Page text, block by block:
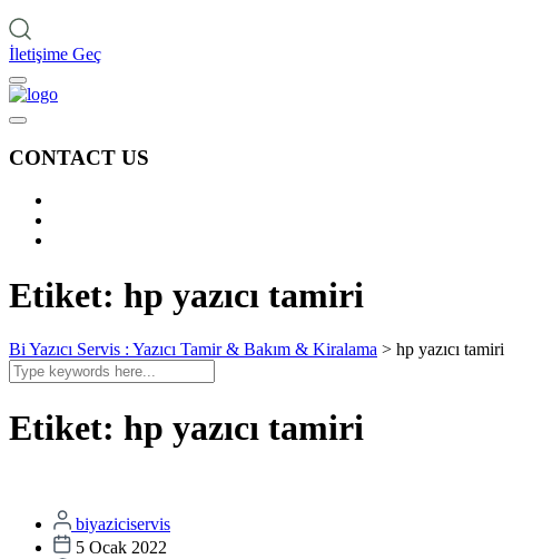
İletişime Geç
CONTACT US
Etiket: hp yazıcı tamiri
Bi Yazıcı Servis : Yazıcı Tamir & Bakım & Kiralama > hp yazıcı tamiri
Etiket: hp yazıcı tamiri
biyaziciservis
5 Ocak 2022